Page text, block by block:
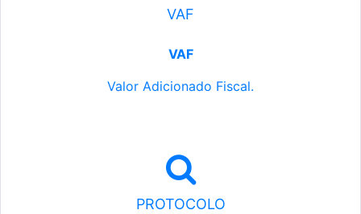
VAF
VAF
Valor Adicionado Fiscal.
PROTOCOLO